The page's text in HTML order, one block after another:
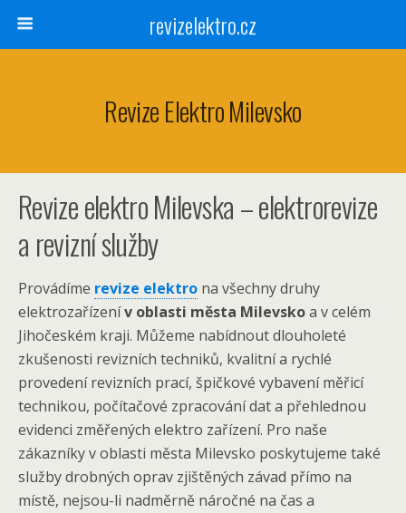
revizelektro.cz
Revize Elektro Milevsko
Revize elektro Milevska – elektrorevize
a revizní služby
Provádíme revize elektro na všechny druhy
elektrozařízenív oblasti města Milevskoa v celém
Jihočeském kraji. Můžeme nabídnout dlouholeté
zkušenosti revizních techniků, kvalitní a rychlé
provedení revizních prací, špičkové vybavení měřicí
technikou, počítačové zpracování dat a přehlednou
evidenci změřených elektro zařízení. Pro naše
zákazníky v oblasti města Milevsko poskytujeme také
služby drobných oprav zjištěných závad přímo na
místě, nejsou-li nadměrně náročné na čas a